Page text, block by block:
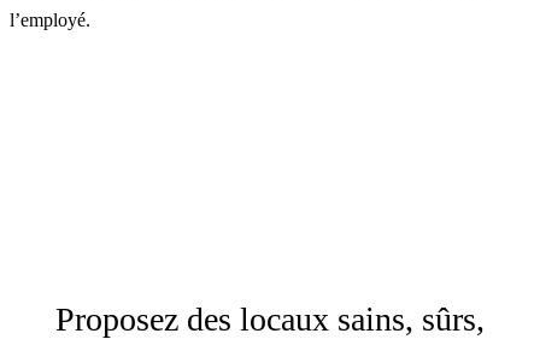
l’employé.
Proposez des locaux sains, sûrs,